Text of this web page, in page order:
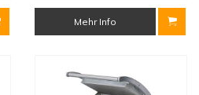
Mehr Info